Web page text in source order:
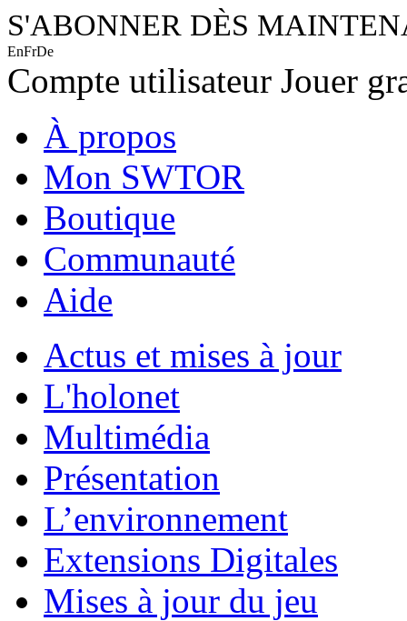
S'ABONNER DÈS
EnFrDe
Compte utilisateur Jouer
À propos
Mon SWTOR
Boutique
Communauté
Aide
Actus et mises à jour
L'holonet
Multimédia
Présentation
L’environnement
Extensions Digitales
Mises à jour du jeu